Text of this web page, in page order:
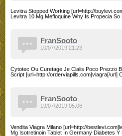
Levitra Stopped Working [url=http://
Levitra 10 Mg Mefloquine Why Is Propecia So
FranSooto
Cytotec Ou Curetage Je Cialis Poco Prezzo
Script [url=http://orderviapills.com]viagra[/url]
10/07/2019 21:23
FranSooto
Vendita Viagra Milano [url=http://
Mg Isotretinoin Tablet In Germany Diabetes Y
19/07/2019 05:06